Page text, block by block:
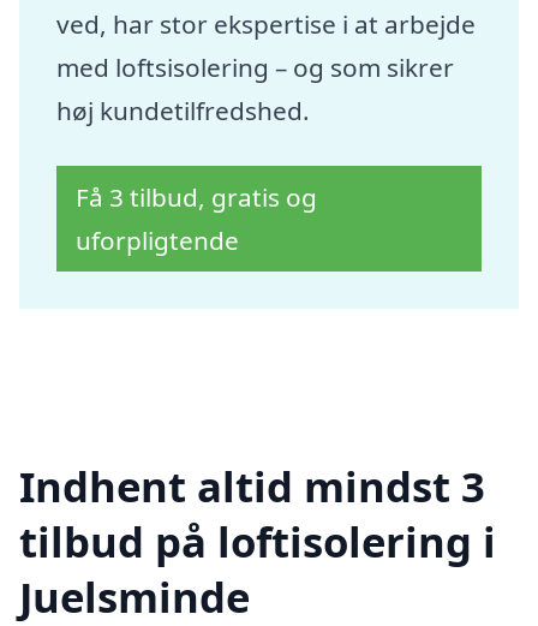
ved, har stor ekspertise i at arbejde
med loftsisolering – og som sikrer
høj kundetilfredshed.
Få 3 tilbud, gratis og
uforpligtende
Indhent altid mindst 3
tilbud på loftisolering i
Juelsminde